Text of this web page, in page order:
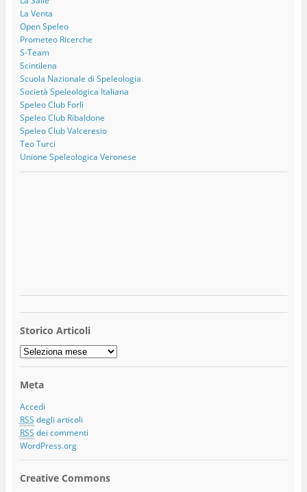
La Venta
Open Speleo
Prometeo Ricerche
S-Team
Scintilena
Scuola Nazionale di Speleologia
Società Speleologica Italiana
Speleo Club Forlì
Speleo Club Ribaldone
Speleo Club Valceresio
Teo Turci
Unione Speleologica Veronese
Storico Articoli
Storico
Articoli
Meta
Accedi
RSS degli articoli
RSS dei commenti
WordPress.org
Creative Commons